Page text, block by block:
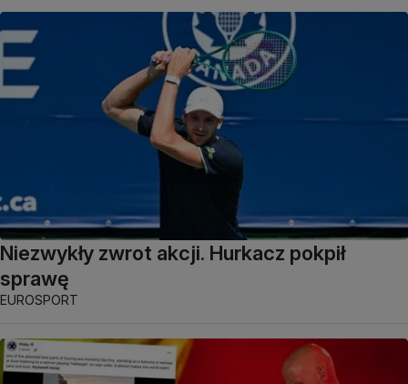
Niezwykły zwrot akcji. Hurkacz pokpił
sprawę
EUROSPORT